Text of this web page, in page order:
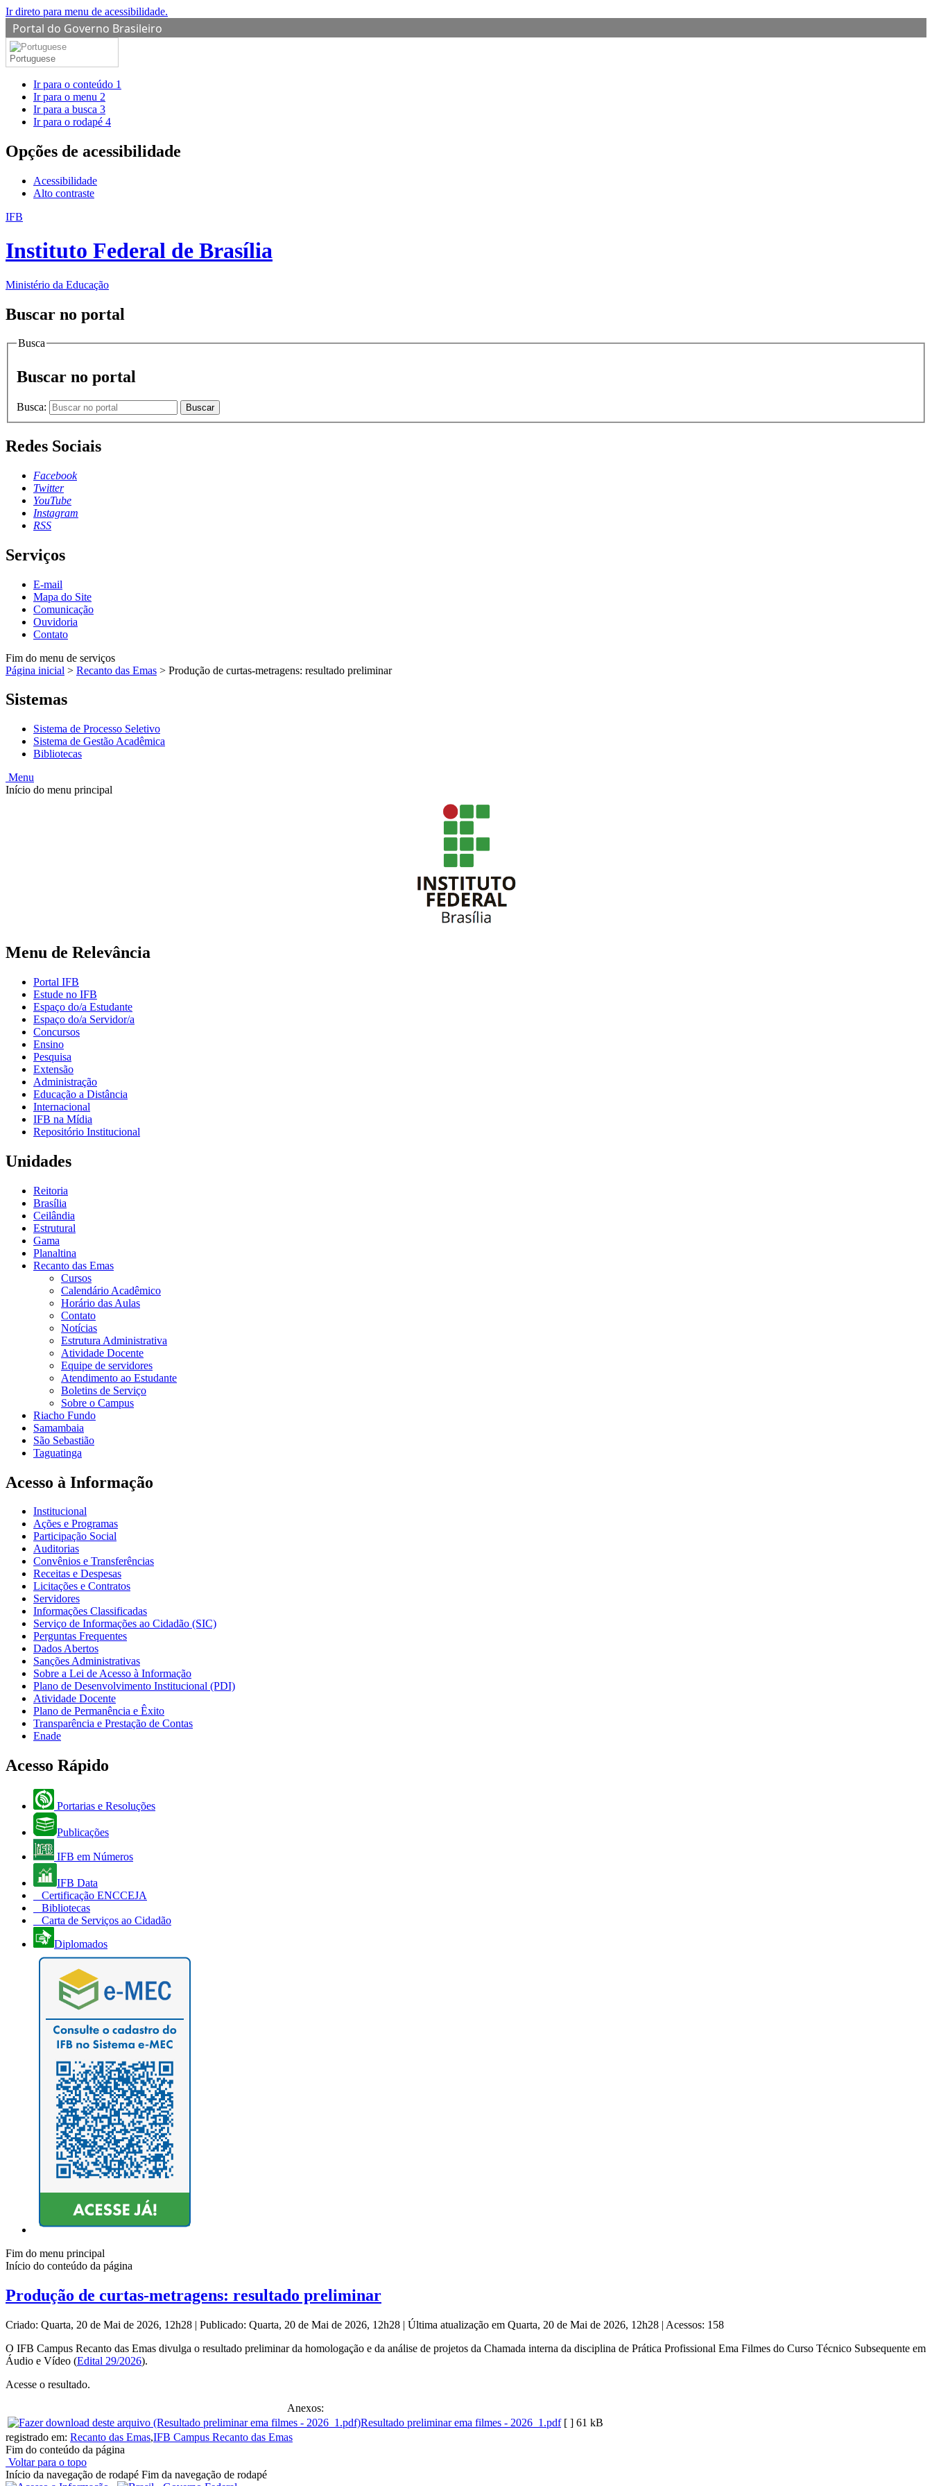
Ir direto para menu de acessibilidade.
Portal do Governo Brasileiro
Portuguese
Ir para o conteúdo 1
Ir para o menu 2
Ir para a busca 3
Ir para o rodapé 4
Opções de acessibilidade
Acessibilidade
Alto contraste
IFB
Instituto Federal de Brasília
Ministério da Educação
Buscar no portal
Busca
Buscar no portal
Busca: Buscar
Redes Sociais
Facebook
Twitter
YouTube
Instagram
RSS
Serviços
E-mail
Mapa do Site
Comunicação
Ouvidoria
Contato
Fim do menu de serviços
Página inicial > Recanto das Emas > Produção de curtas-metragens: resultado preliminar
Sistemas
Sistema de Processo Seletivo
Sistema de Gestão Acadêmica
Bibliotecas
Menu
Início do menu principal
Menu de Relevância
Portal IFB
Estude no IFB
Espaço do/a Estudante
Espaço do/a Servidor/a
Concursos
Ensino
Pesquisa
Extensão
Administração
Educação a Distância
Internacional
IFB na Mídia
Repositório Institucional
Unidades
Reitoria
Brasília
Ceilândia
Estrutural
Gama
Planaltina
Recanto das Emas
Cursos
Calendário Acadêmico
Horário das Aulas
Contato
Notícias
Estrutura Administrativa
Atividade Docente
Equipe de servidores
Atendimento ao Estudante
Boletins de Serviço
Sobre o Campus
Riacho Fundo
Samambaia
São Sebastião
Taguatinga
Acesso à Informação
Institucional
Ações e Programas
Participação Social
Auditorias
Convênios e Transferências
Receitas e Despesas
Licitações e Contratos
Servidores
Informações Classificadas
Serviço de Informações ao Cidadão (SIC)
Perguntas Frequentes
Dados Abertos
Sanções Administrativas
Sobre a Lei de Acesso à Informação
Plano de Desenvolvimento Institucional (PDI)
Atividade Docente
Plano de Permanência e Êxito
Transparência e Prestação de Contas
Enade
Acesso Rápido
Portarias e Resoluções
Publicações
IFB em Números
IFB Data
Certificação ENCCEJA
Bibliotecas
Carta de Serviços ao Cidadão
Diplomados
Fim do menu principal
Início do conteúdo da página
Produção de curtas-metragens: resultado preliminar
Criado: Quarta, 20 de Mai de 2026, 12h28 | Publicado: Quarta, 20 de Mai de 2026, 12h28 | Última atualização em Quarta, 20 de Mai de 2026, 12h28 | Acessos: 158
O IFB Campus Recanto das Emas divulga o resultado preliminar da homologação e da análise de projetos da Chamada interna da disciplina de Prática Profissional Ema Filmes do Curso Técnico Subsequente em
Áudio e Vídeo (Edital 29/2026).
Acesse o resultado.
Anexos:
Resultado preliminar ema filmes - 2026_1.pdf [ ] 61 kB
registrado em: Recanto das Emas,IFB Campus Recanto das Emas
Fim do conteúdo da página
Voltar para o topo
Início da navegação de rodapé Fim da navegação de rodapé